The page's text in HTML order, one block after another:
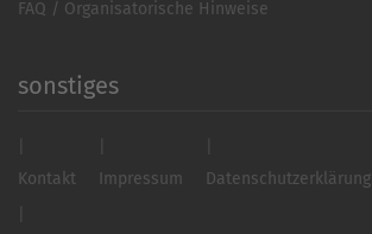
FAQ / Organisatorische Hinweise
sonstiges
Kontakt Impressum Datenschutzerklärung